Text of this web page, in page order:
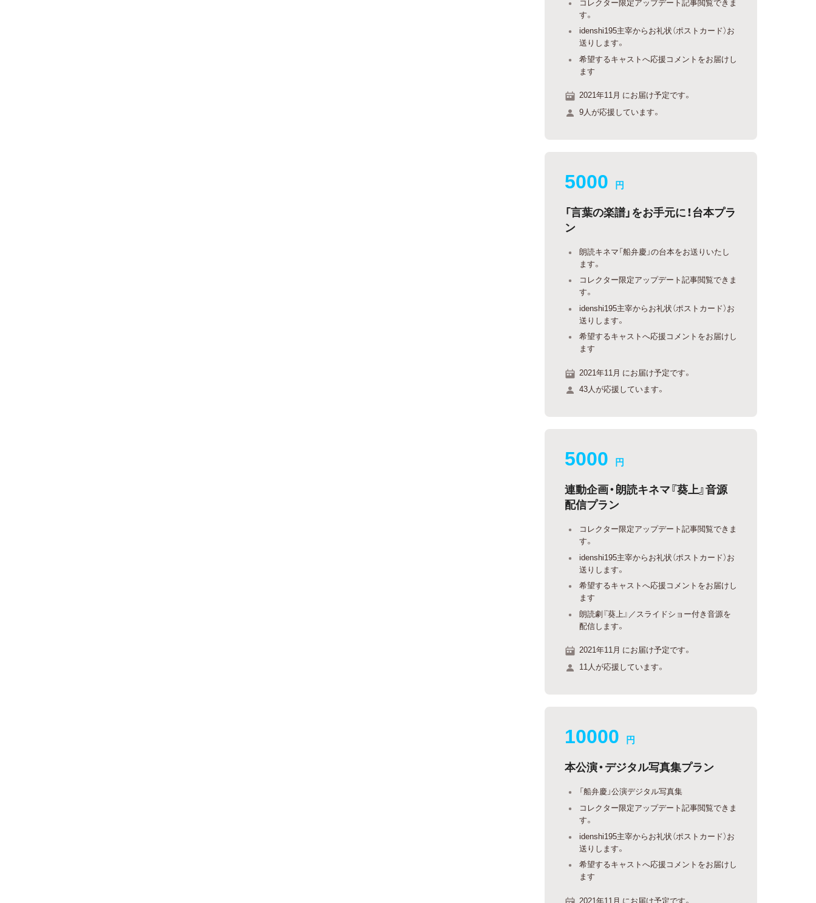
す。
idenshi195主宰からお礼状（ポストカード）お
送りします。
希望するキャストへ応援コメントをお届けし
ます
2021年11月 にお届け予定です。
9人が応援しています。
5000 円
「言葉の楽譜」をお手元に！台本プラ
ン
朗読キネマ「船弁慶」の台本をお送りいたし
ます。
コレクター限定アップデート記事閲覧できま
す。
idenshi195主宰からお礼状（ポストカード）お
送りします。
希望するキャストへ応援コメントをお届けし
ます
2021年11月 にお届け予定です。
43人が応援しています。
5000 円
連動企画・朗読キネマ『葵上』音源
配信プラン
コレクター限定アップデート記事閲覧できま
す。
idenshi195主宰からお礼状（ポストカード）お
送りします。
希望するキャストへ応援コメントをお届けし
ます
朗読劇『葵上』／スライドショー付き音源を
配信します。
2021年11月 にお届け予定です。
11人が応援しています。
10000 円
本公演・デジタル写真集プラン
「船弁慶」公演デジタル写真集
コレクター限定アップデート記事閲覧できま
す。
idenshi195主宰からお礼状（ポストカード）お
送りします。
希望するキャストへ応援コメントをお届けし
ます
2021年11月 にお届け予定です。